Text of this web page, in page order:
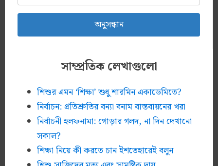
সাম্প্রতিক লেখাগুলো
শিশুর এমন ‘শিক্ষা’ শুধু শারমিন একাডেমিতে?
নির্বাচন: প্রতিশ্রুতির বন্যা বনাম বাস্তবায়নের খরা
নির্বাচনী হলফনামা: গোড়ার গলদ, না দিন দেখানো
সকাল?
শিক্ষা নিয়ে কী করতে চান ইশতেহারেই বলুন